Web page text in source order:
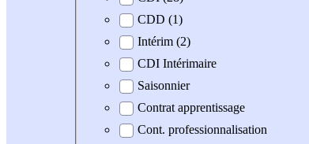
CDD (1)
Intérim (2)
CDI Intérimaire
Saisonnier
Contrat apprentissage
Cont. professionnalisation